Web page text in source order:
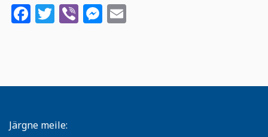
Facebook
Twitter
ViberMessenger
Järgne meile: